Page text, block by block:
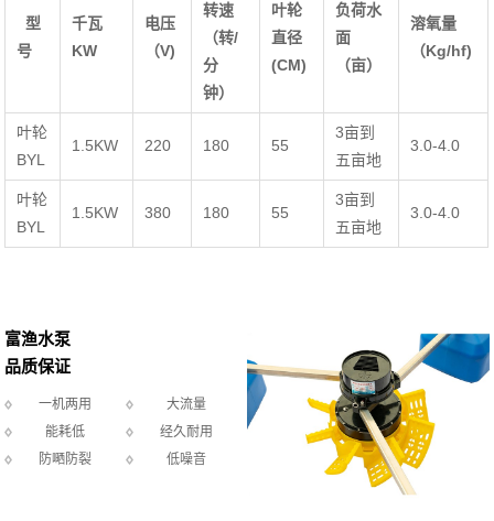
型
号
千瓦
KW
电压
（V)
转速
（转/
分
钟）
叶轮
直径
(CM)
负荷水
面
（亩）
溶氧量
（Kg/hf)
叶轮
BYL
1.5KW 220 180 55
3亩到
五亩地
3.0-4.0
叶轮
BYL
1.5KW 380 180 55
3亩到
五亩地
3.0-4.0
富渔水泵
品质保证
一机两用
能耗低
防嗮防裂
大流量
经久耐用
低噪音